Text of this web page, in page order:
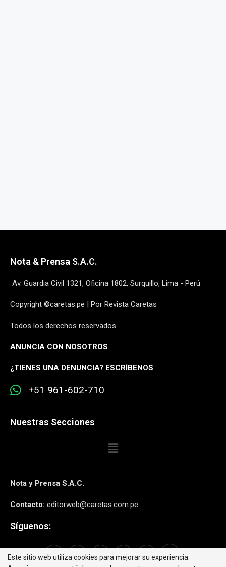
Nota & Prensa S.A.C.
Av. Guardia Civil 1321, Oficina 1802, Surquillo, Lima - Perú
Copyright ©caretas.pe | Por Revista Caretas
Todos los derechos reservados
ANUNCIA CON NOSOTROS
¿TIENES UNA DENUNCIA? ESCRÍBENOS
+51 961-602-710
Nuestras Secciones
Nota y Prensa S.A.C.
Contacto: editorweb@caretas.com.pe
Síguenos:
Este sitio web utiliza cookies para mejorar su experiencia.